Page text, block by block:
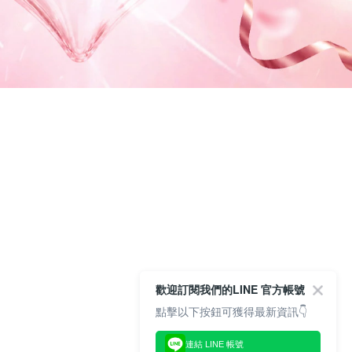
歡迎訂閱我們的LINE 官方帳號
點擊以下按鈕可獲得最新資訊👇
連結 LINE 帳號